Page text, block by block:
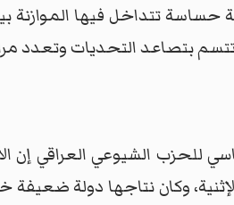
حساسة تتداخل فيها
بتصاعد التحديات وتعدد
الشيوعي العراقي إن
وكان نتاجها دولة ضعيفة